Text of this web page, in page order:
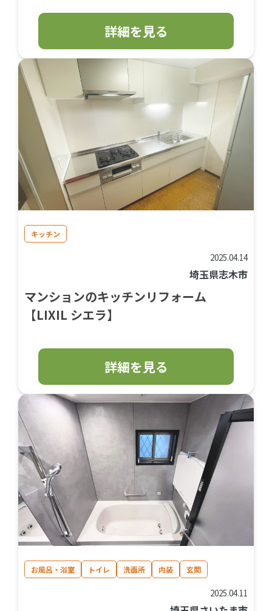
詳細を見る
キッチン
2025.04.14
埼玉県志木市
マンションのキッチンリフォーム
【LIXIL シエラ】
詳細を見る
お風呂・浴室 トイレ 洗面所 内装 玄関
2025.04.11